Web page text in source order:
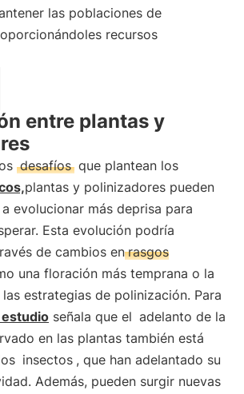
las poblaciones de
recursos
entre plantas y
desafíos que plantean los
plantas y polinizadores pueden
evolucionar más deprisa para
Esta evolución podría
de cambios en rasgos
una floración más temprana o la
estrategias de polinización. Para
estudio señala que el adelanto de la
en las plantas también está
insectos , que han adelantado su
Además, pueden surgir nuevas